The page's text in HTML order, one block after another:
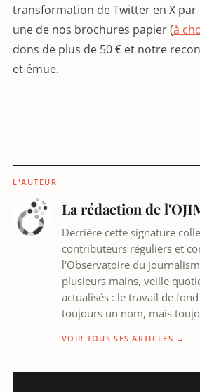
transformation de Twitter en X par
une de nos brochures papier (à
dons de plus de 50 € et notre
et émue.
L'AUTEUR
La rédaction de
Derrière cette signature
contributeurs réguliers et
l'Observatoire du
plusieurs mains, veille
actualisés : le travail de
toujours un nom, mais
VOIR TOUS SES ARTICLES →